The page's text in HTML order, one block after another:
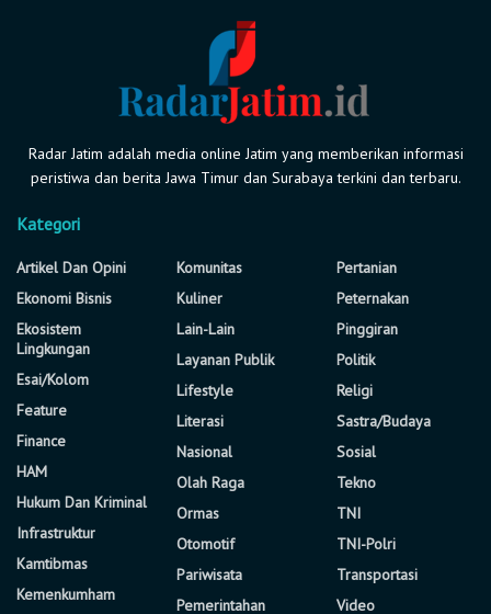
Radar Jatim adalah media online Jatim yang memberikan informasi
peristiwa dan berita Jawa Timur dan Surabaya terkini dan terbaru.
Kategori
Artikel Dan Opini
Ekonomi Bisnis
Ekosistem
Lingkungan
Esai/Kolom
Feature
Finance
HAM
Hukum Dan Kriminal
Infrastruktur
Kamtibmas
Kemenkumham
Komunitas
Kuliner
Lain-Lain
Layanan Publik
Lifestyle
Literasi
Nasional
Olah Raga
Ormas
Otomotif
Pariwisata
Pemerintahan
Pertanian
Peternakan
Pinggiran
Politik
Religi
Sastra/Budaya
Sosial
Tekno
TNI
TNI-Polri
Transportasi
Video